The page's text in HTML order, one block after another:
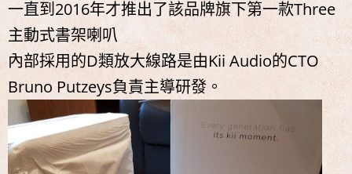
一直到2016年才推出了該品牌旗下第一款Three
主動式書架喇叭
內部採用的D類放大線路是由Kii Audio的CTO
Bruno Putzeys負責主導研發。